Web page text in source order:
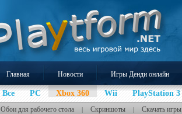
Главная Новости Игры Денди онлайн
Все PC Xbox 360 Wii PlayStation 3
Обои для рабочего стола | Скриншоты | Скачать игры